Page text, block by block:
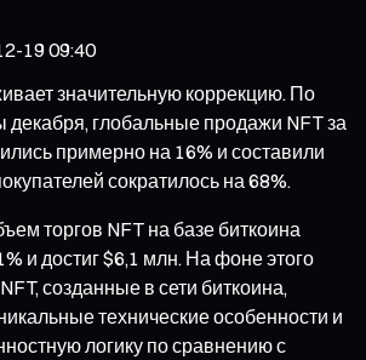
19 09:40
значительную коррекцию. По
глобальные продажи NFT за
примерно на 16% и составили
сократилось на 68%.
торгов NFT на базе биткоина
и достиг $6,1 млн. На фоне этого
созданные в сети биткоина,
технические особенности и
логику по сравнению с